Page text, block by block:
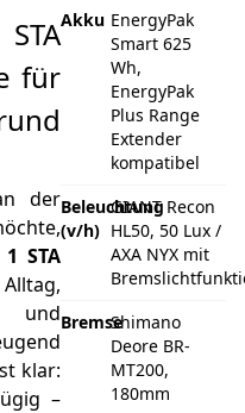
für
der
STA
klar:
–
Akku EnergyPak
Smart 625
Wh,
EnergyPak
Plus Range
Extender
kompatibel
Beleuchtung
(v/h)
GIANT Recon
HL50, 50 Lux /
AXA NYX mit
BremseShimano
Deore BR-
MT200,
180mm